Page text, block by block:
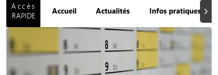
Accès
RAPIDE
Accueil Actualités Infos pratiques